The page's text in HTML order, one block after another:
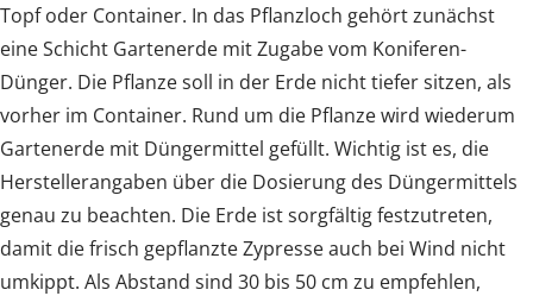
Topf oder Container. In das Pflanzloch gehört zunächst
eine Schicht Gartenerde mit Zugabe vom Koniferen-
Dünger. Die Pflanze soll in der Erde nicht tiefer sitzen, als
vorher im Container. Rund um die Pflanze wird wiederum
Gartenerde mit Düngermittel gefüllt. Wichtig ist es, die
Herstellerangaben über die Dosierung des Düngermittels
genau zu beachten. Die Erde ist sorgfältig festzutreten,
damit die frisch gepflanzte Zypresse auch bei Wind nicht
umkippt. Als Abstand sind 30 bis 50 cm zu empfehlen,